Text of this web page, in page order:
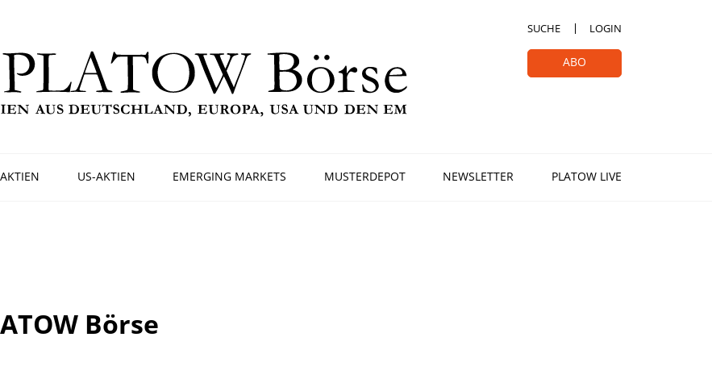
SUCHE LOGIN
ABO
US-AKTIEN EMERGING MARKETS MUSTERDEPOT NEWSLETTER
PLATOW LIVE
Börse